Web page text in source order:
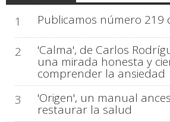
1 Publicamos número 219
2 'Calma', de Carlos
una mirada honesta y
comprender la ansiedad
3
'Origen', un manual
restaurar la salud